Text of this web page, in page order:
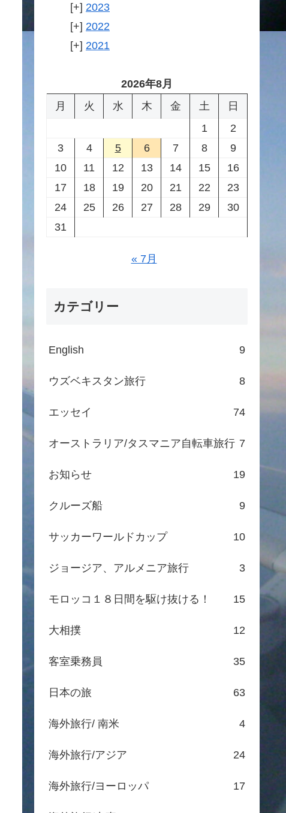
2023
2022
2021
2026年8月
月
火 水 木 金 土
日
1
2
3
4 5 6 7 8
9
10
11 12 13 14 15
16
17
18 19 20 21 22
23
24
25 26 27 28 29
30
31
« 7月
カテゴリー
English 9
ウズベキスタン旅行 8
エッセイ 74
オーストラリア/タスマニア自転車旅行 7
お知らせ 19
クルーズ船 9
サッカーワールドカップ 10
ジョージア、アルメニア旅行 3
モロッコ１８日間を駆け抜ける！ 15
大相撲 12
客室乗務員 35
日本の旅 63
海外旅行/ 南米 4
海外旅行/アジア 24
海外旅行/ヨーロッパ 17